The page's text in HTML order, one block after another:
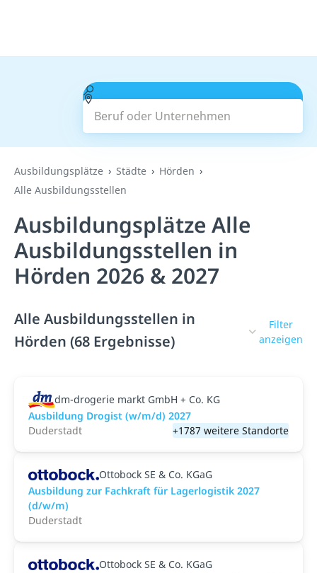
Beruf oder Unternehmen
Suchen
Ausbildungsplätze Städte
Hörden
Alle Ausbildungsstellen
Ausbildungsplätze Alle
Ausbildungsstellen in
Hörden 2026 & 2027
Alle Ausbildungsstellen in
Hörden (68 Ergebnisse)
Filter
anzeigen
dm-drogerie markt GmbH + Co. KG
Ausbildung Drogist (w/m/d) 2027
Duderstadt
+1787 weitere Standorte
Ottobock SE & Co. KGaG
Ausbildung zur Fachkraft für Lagerlogistik 2027
(d/w/m)
Duderstadt
Ottobock SE & Co. KGaG